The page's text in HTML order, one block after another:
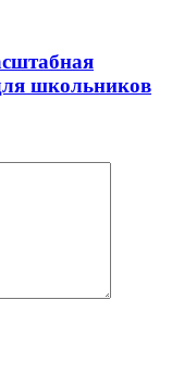
школьников